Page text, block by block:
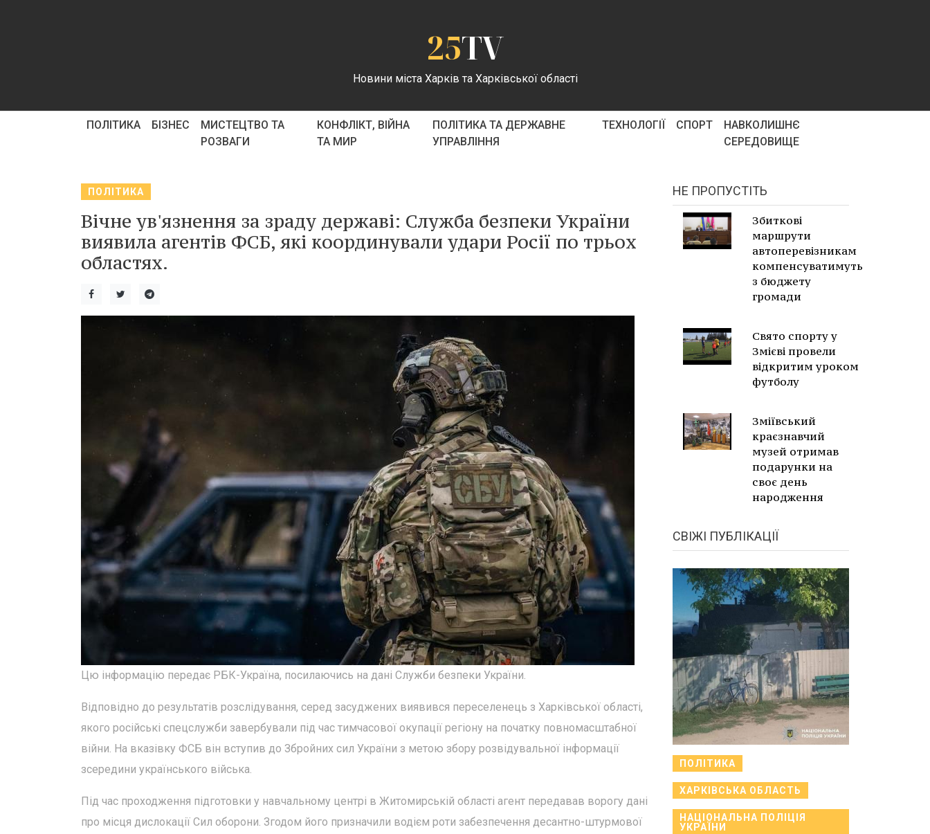
25TV
Новини міста Харків та Харківської області
ПОЛІТИКА БІЗНЕС
МИСТЕЦТВО ТА
РОЗВАГИ
КОНФЛІКТ, ВІЙНА
ТА МИР
ПОЛІТИКА ТА ДЕРЖАВНЕ
УПРАВЛІННЯ
ТЕХНОЛОГІЇ СПОРТ
НАВКОЛИШНЄ
СЕРЕДОВИЩЕ
ПОЛІТИКА
Вічне ув'язнення за зраду державі: Служба безпеки України
виявила агентів ФСБ, які координували удари Росії по трьох
областях.
Цю інформацію передає РБК-Україна, посилаючись на дані Служби безпеки України.
Відповідно до результатів розслідування, серед засуджених виявився переселенець з Харківської області,
якого російські спецслужби завербували під час тимчасової окупації регіону на початку повномасштабної
війни. На вказівку ФСБ він вступив до Збройних сил України з метою збору розвідувальної інформації
зсередини українського війська.
Під час проходження підготовки у навчальному центрі в Житомирській області агент передавав ворогу дані
про місця дислокації Сил оборони. Згодом його призначили водієм роти забезпечення десантно-штурмової
НЕ ПРОПУСТІТЬ
Збиткові
маршрути
автоперевізникам
компенсуватимуть
з бюджету
громади
Свято спорту у
Змієві провели
відкритим уроком
футболу
Зміївський
краєзнавчий
музей отримав
подарунки на
своє день
народження
СВІЖІ ПУБЛІКАЦІЇ
ПОЛІТИКА
ХАРКІВСЬКА ОБЛАСТЬ
НАЦІОНАЛЬНА ПОЛІЦІЯ
УКРАЇНИ